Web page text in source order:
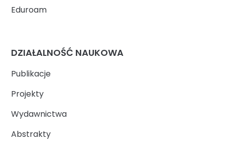
Eduroam
DZIAŁALNOŚĆ NAUKOWA
Publikacje
Projekty
Wydawnictwa
Abstrakty